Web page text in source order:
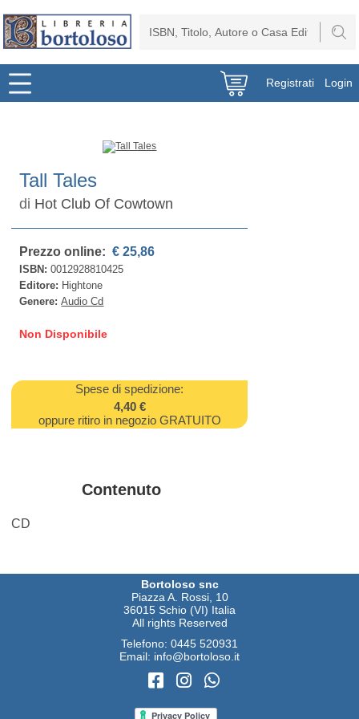
Registrati Login
Tall Tales
di Hot Club Of Cowtown
Prezzo online: € 25,86
ISBN:0012928810425
Editore: Hightone
Genere:Audio Cd
Non Disponibile
Spese di spedizione:
4,40 €
oppure ritiro in negozio GRATUITO
Contenuto
CD
Bortoloso snc
Piazza A. Rossi, 10
36015 Schio (VI) Italia
All rights Reserved
Telefono: 0445 520931
Email: info@bortoloso.it